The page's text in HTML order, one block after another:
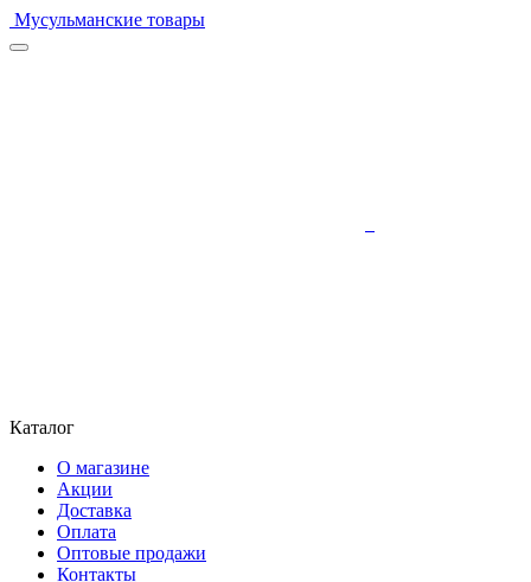
Мусульманские товары
Каталог
О магазине
Акции
Доставка
Оплата
Оптовые продажи
Контакты